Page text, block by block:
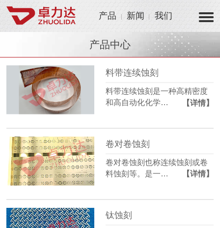
产品 新闻 我们
产品中心
料带连续蚀刻
料带连续蚀刻是一种高精密度
和高自动化化学…
【详情】
卷对卷蚀刻
卷对卷蚀刻也称连续蚀刻或卷
料蚀刻等。是一…
【详情】
钛蚀刻